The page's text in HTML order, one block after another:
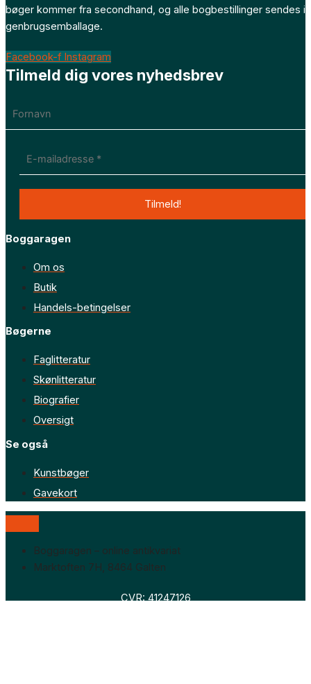
bøger kommer fra secondhand, og alle bogbestillinger sendes i
genbrugsemballage.
Facebook-f Instagram
Tilmeld dig vores nyhedsbrev
Boggaragen
Om os
Butik
Handels-betingelser
Bøgerne
Faglitteratur
Skønlitteratur
Biografier
Oversigt
Se også
Kunstbøger
Gavekort
Boggaragen – online antikvariat
Marktoften 7H, 8464 Galten
CVR: 41247126